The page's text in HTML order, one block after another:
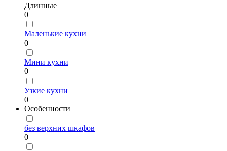
Длинные
0
Маленькие кухни
0
Мини кухни
0
Узкие кухни
0
Особенности
без верхних шкафов
0